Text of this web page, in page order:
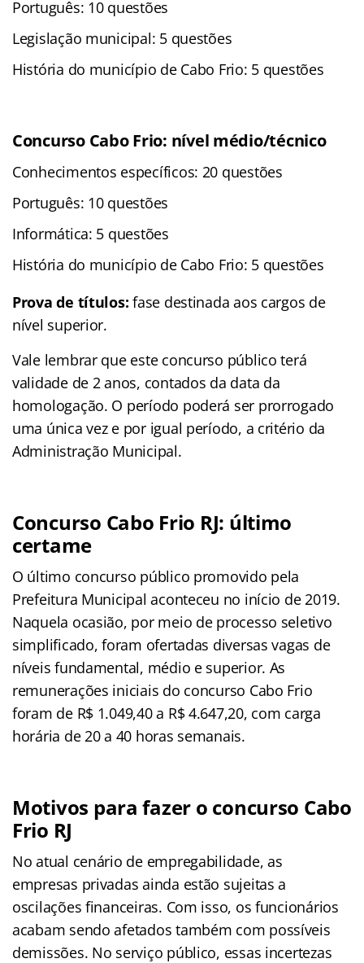
Português: 10 questões
Legislação municipal: 5 questões
História do município de Cabo Frio: 5 questões
Concurso Cabo Frio: nível médio/técnico
Conhecimentos específicos: 20 questões
Português: 10 questões
Informática: 5 questões
História do município de Cabo Frio: 5 questões
Prova de títulos: fase destinada aos cargos de
nível superior.
Vale lembrar que este concurso público terá
validade de 2 anos, contados da data da
homologação. O período poderá ser prorrogado
uma única vez e por igual período, a critério da
Administração Municipal.
Concurso Cabo Frio RJ: último
certame
O último concurso público promovido pela
Prefeitura Municipal aconteceu no início de 2019.
Naquela ocasião, por meio de processo seletivo
simplificado, foram ofertadas diversas vagas de
níveis fundamental, médio e superior. As
remunerações iniciais do concurso Cabo Frio
foram de R$ 1.049,40 a R$ 4.647,20, com carga
horária de 20 a 40 horas semanais.
Motivos para fazer o concurso Cabo
Frio RJ
No atual cenário de empregabilidade, as
empresas privadas ainda estão sujeitas a
oscilações financeiras. Com isso, os funcionários
acabam sendo afetados também com possíveis
demissões. No serviço público, essas incertezas